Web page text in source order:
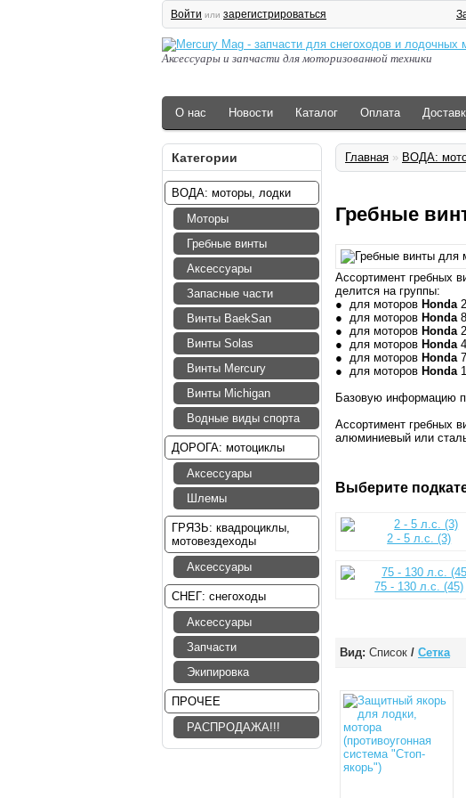
Войти или зарегистрироваться
Аксессуары и запчасти для моторизованной техники
О нас Новости Каталог Оплата
Категории
ВОДА: моторы, лодки
Моторы
Гребные винты
Аксессуары
Запасные части
Винты BaekSan
Винты Solas
Винты Mercury
Винты Michigan
Водные виды спорта
ДОРОГА: мотоциклы
Аксессуары
Шлемы
ГРЯЗЬ: квадроциклы,
мотовездеходы
Аксессуары
СНЕГ: снегоходы
Аксессуары
Запчасти
Экипировка
ПРОЧЕЕ
РАСПРОДАЖА!!!
Главная » ВОДА:
Гребные
Ассортимент гребных
делится на группы:
● для моторов Honda
● для моторов Honda8
● для моторов Honda
● для моторов Honda
● для моторов Honda
● для моторов Honda
Базовую информацию
Ассортимент гребных
алюминиевый или
Выберите
2 - 5 л.с. (3)
75 - 130 л.с. (45)
Вид: Список / Сетка